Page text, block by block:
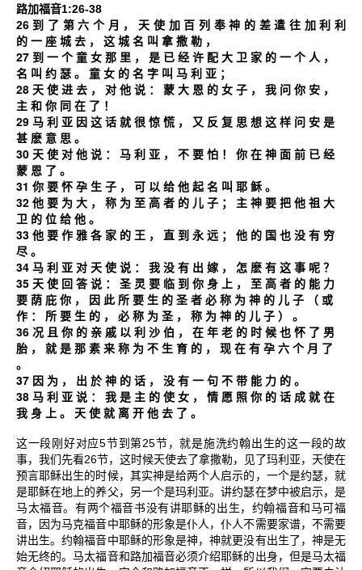
路加福音1:26-38
26 到 了 第 六 个 月 ， 天 使 加 百 列 奉 神 的 差 遣 往 加 利
利
的 一 座 城 去 ， 这 城 名 叫 拿 撒 勒 ，
27 到 一 个 童 女 那 里 ， 是 已 经 许 配 大 卫 家 的 一 个 人 ，
名 叫 约 瑟 。 童 女 的 名 字 叫 马 利 亚 ；
28 天 使 进 去 ， 对 他 说 ： 蒙 大 恩 的 女 子 ， 我 问 你 安 ，
主 和 你 同 在 了 ！
29 马 利 亚 因 这 话 就 很 惊 慌 ， 又 反 复 思 想 这 样 问 安 是
甚 麽 意 思 。
30 天 使 对 他 说 ： 马 利 亚 ， 不 要 怕 ！ 你 在 神 面 前 已 经
蒙 恩 了 。
31 你 要 怀 孕 生 子 ， 可 以 给 他 起 名 叫 耶 稣 。
32 他 要 为 大 ， 称 为 至 高 者 的 儿 子 ； 主 神 要 把 他 祖 大
卫 的 位 给 他 。
33 他 要 作 雅 各 家 的 王 ， 直 到 永 远 ； 他 的 国 也 没 有 穷
尽 。
34 马 利 亚 对 天 使 说 ： 我 没 有 出 嫁 ， 怎 麽 有 这 事 呢 ？
35 天 使 回 答 说 ： 圣 灵 要 临 到 你 身 上 ， 至 高 者 的 能 力
要 荫 庇 你 ， 因 此 所 要 生 的 圣 者 必 称 为 神 的 儿 子 （ 或
作 ： 所 要 生 的 ， 必 称 为 圣 ， 称 为 神 的 儿 子 ） 。
36 况 且 你 的 亲 戚 以 利 沙 伯 ， 在 年 老 的 时 候 也 怀 了 男
胎 ， 就 是 那 素 来 称 为 不 生 育 的 ， 现 在 有 孕 六 个 月
了
。
37 因 为 ， 出 於 神 的 话 ， 没 有 一 句 不 带 能 力 的 。
38 马 利 亚 说 ： 我 是 主 的 使 女 ， 情 愿 照 你 的 话 成 就 在
我 身 上 。 天 使 就 离 开 他 去 了 。
这一段刚好对应5节到第25节，就是施洗约翰出生的这一段的故
事，我们先看26节，这时候天使去了拿撒勒，见了玛利亚，天使在
预言耶稣出生的时候，其实神是给两个人启示的，一个是约瑟，就
是耶稣在地上的养父，另一个是玛利亚。讲约瑟在梦中被启示，是
马太福音。有两个福音书没有讲耶稣的出生，约翰福音和马可福
音，因为马克福音中耶稣的形象是仆人，仆人不需要家谱，不需要
讲出生。约翰福音中耶稣的形象是神，神就更没有出生了，神是无
始无终的。马太福音和路加福音必须介绍耶稣的出身，但是马太福